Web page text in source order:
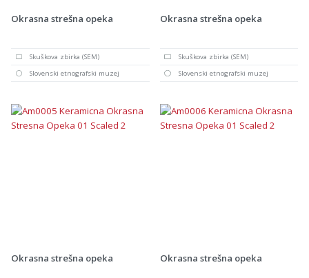
Okrasna strešna opeka
Skuškova zbirka (SEM)
Slovenski etnografski muzej
Okrasna strešna opeka
Skuškova zbirka (SEM)
Slovenski etnografski muzej
Okrasna strešna opeka Okrasna strešna opeka